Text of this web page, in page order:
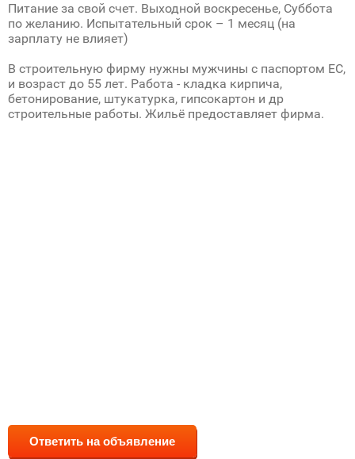
Питание за свой счет. Выходной воскресенье, Суббота
по желанию. Испытательный срок – 1 месяц (на
зарплату не влияет)
В строительную фирму нужны мужчины с паспортом ЕС,
и возраст до 55 лет. Работа - кладка кирпича,
бетонирование, штукатурка, гипсокартон и др
строительные работы. Жильё предоставляет фирма.